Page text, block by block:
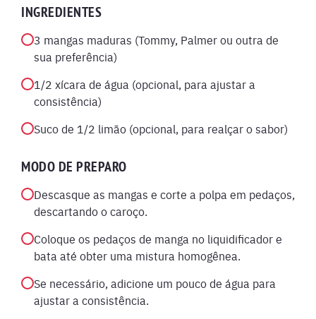
INGREDIENTES
3 mangas maduras (Tommy, Palmer ou outra de
sua preferência)
1/2 xícara de água (opcional, para ajustar a
consistência)
Suco de 1/2 limão (opcional, para realçar o sabor)
MODO DE PREPARO
Descasque as mangas e corte a polpa em pedaços,
descartando o caroço.
Coloque os pedaços de manga no liquidificador e
bata até obter uma mistura homogênea.
Se necessário, adicione um pouco de água para
ajustar a consistência.